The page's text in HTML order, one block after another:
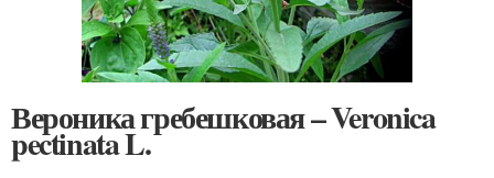
Вероника гребешковая – Veronica
pectinata L.